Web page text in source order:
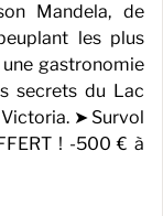
Mandela, de
les plus
gastronomie
secrets du Lac
➤ Survol
! -500 € à